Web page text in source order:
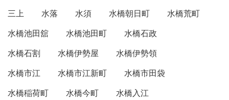
三上
水落 水須 水橋朝日町
水橋荒町
水橋池田舘
水橋池田町
水橋石政
水橋石割
水橋伊勢屋
水橋伊勢領
水橋市江
水橋市江新町
水橋市田袋
水橋稲荷町
水橋今町
水橋入江